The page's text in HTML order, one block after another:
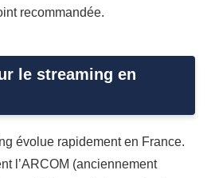
recommandée.
le streaming en
évolue rapidement en France.
l’ARCOM (anciennement